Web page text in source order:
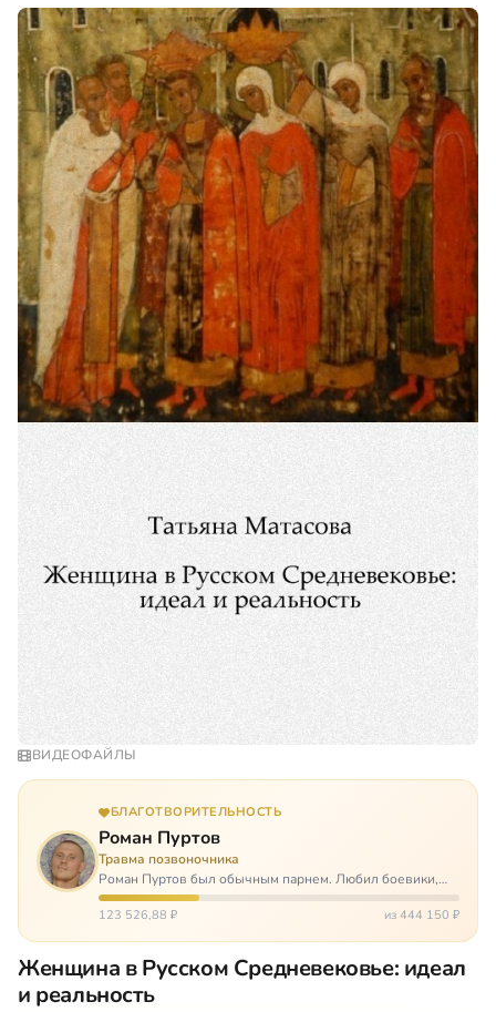
ВИДЕОФАЙЛЫ
БЛАГОТВОРИТЕЛЬНОСТЬ
Роман Пуртов
Травма позвоночника
Роман Пуртов был обычным парнем. Любил боевики,
хорошие автомобили, был не дурак поиграть в комп,
любил жену и обожал дочь. А потом, будучи
123 526,88 ₽ из 444 150 ₽
Женщина в Русском Средневековье: идеал
и реальность